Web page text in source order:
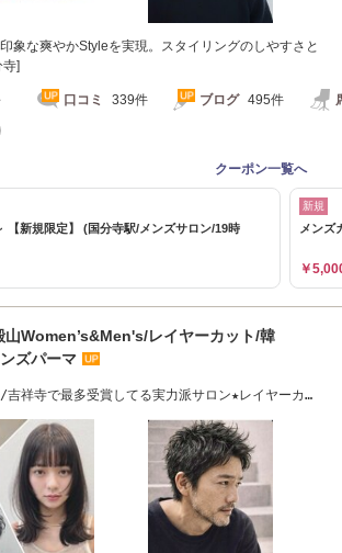
象な爽やかStyleを実現。スタイリングのしやすさと
]
口コミ 339件 ブログ 495件
クーポン一覧へ
【新規限定】 (国分寺駅/メンズサロン/19時
新規
メンズ
￥
Women’s&Men's/レイヤーカット/韓
ズパーマ
祥寺で最多受賞してる実力派サロン★レイヤーカッ